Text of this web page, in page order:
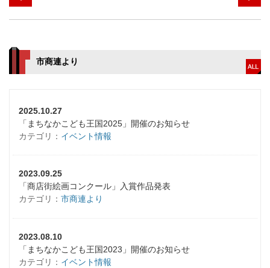
市商連より
2025.10.27
「まちなかこども王国2025」開催のお知らせ
カテゴリ： イベント情報
2023.09.25
「商店街絵画コンクール」入賞作品発表
カテゴリ： 市商連より
2023.08.10
「まちなかこども王国2023」開催のお知らせ
カテゴリ： イベント情報